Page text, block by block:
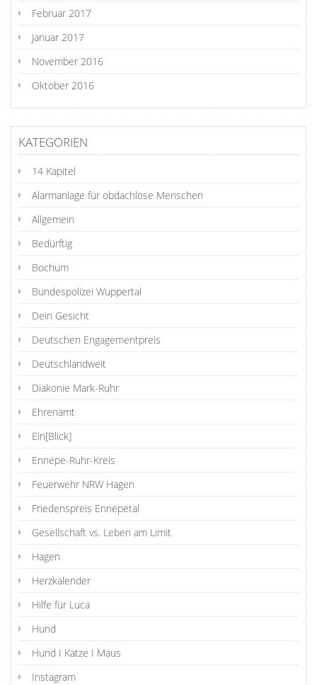
Februar 2017
Januar 2017
November 2016
Oktober 2016
KATEGORIEN
14 Kapitel
Alarmanlage für obdachlose Menschen
Allgemein
Bedürftig
Bochum
Bundespolizei Wuppertal
Dein Gesicht
Deutschen Engagementpreis
Deutschlandweit
Diakonie Mark-Ruhr
Ehrenamt
Ein[Blick]
Ennepe-Ruhr-Kreis
Feuerwehr NRW Hagen
Friedenspreis Ennepetal
Gesellschaft vs. Leben am Limit
Hagen
Herzkalender
Hilfe für Luca
Hund
Hund I Katze I Maus
Instagram